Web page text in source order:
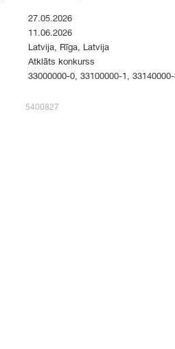
27.05.2026
11.06.2026
Latvija, Rīga, Latvija
Atklāts konkurss
33000000-0, 33100000-1,
5400827